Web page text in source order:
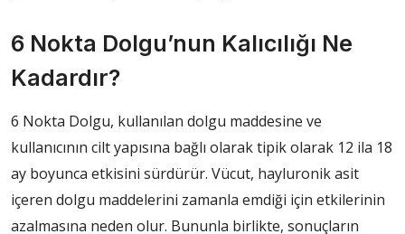
6 Nokta Dolgu’nun Kalıcılığı Ne
Kadardır?
6 Nokta Dolgu, kullanılan dolgu maddesine ve
kullanıcının cilt yapısına bağlı olarak tipik olarak 12 ila 18
ay boyunca etkisini sürdürür. Vücut, hayluronik asit
içeren dolgu maddelerini zamanla emdiği için etkilerinin
azalmasına neden olur. Bununla birlikte, sonuçların